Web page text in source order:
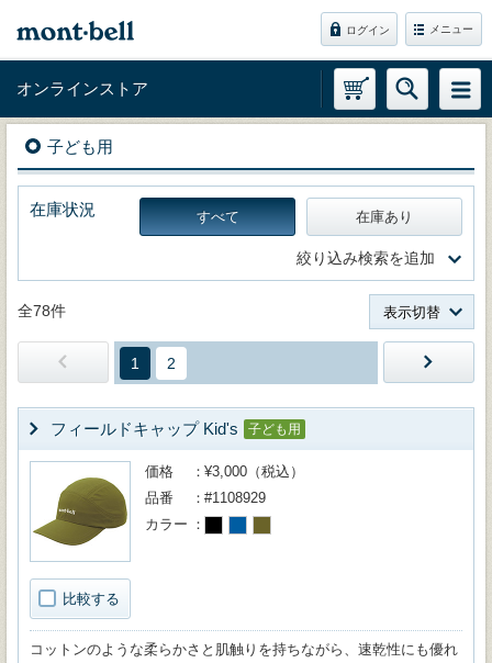
ログイン メニュー
オンラインストア
子ども用
在庫状況 すべて 在庫あり
絞り込み検索を追加
全78件 表示切替
1 2
フィールドキャップ Kid's 子ども用
比較する
価格
¥3,000（税込）
品番
#1108929
カラー
コットンのような柔らかさと肌触りを持ちながら、速乾性にも優れ